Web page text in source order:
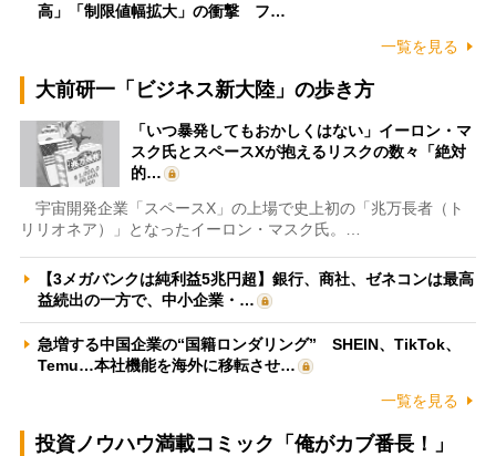
高」「制限値幅拡大」の衝撃 フ…
一覧を見る
大前研一「ビジネス新大陸」の歩き方
「いつ暴発してもおかしくはない」イーロン・マ
スク氏とスペースXが抱えるリスクの数々「絶対
的…
宇宙開発企業「スペースX」の上場で史上初の「兆万長者（ト
リリオネア）」となったイーロン・マスク氏。…
【3メガバンクは純利益5兆円超】銀行、商社、ゼネコンは最高
益続出の一方で、中小企業・…
急増する中国企業の“国籍ロンダリング” SHEIN、TikTok、
Temu…本社機能を海外に移転させ…
一覧を見る
投資ノウハウ満載コミック「俺がカブ番長！」